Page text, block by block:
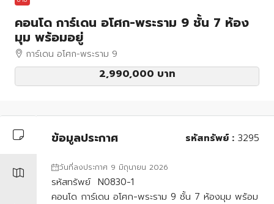
คอนโด การ์เดน อโศก-พระราม 9 ชั้น 7 ห้อง
มุม พร้อมอยู่
การ์เดน อโศก-พระราม 9
2,990,000 บาท
ข้อมูลประกาศ รหัสทรัพย์ : 3295
วันที่ลงประกาศ 9 มิถุนายน 2026
รหัสทรัพย์ N0830-1
คอนโด การ์เดน อโศก-พระราม 9 ชั้น 7 ห้องมุม พร้อม